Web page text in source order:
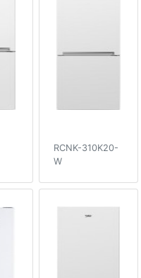
RCNK-310K20-
W